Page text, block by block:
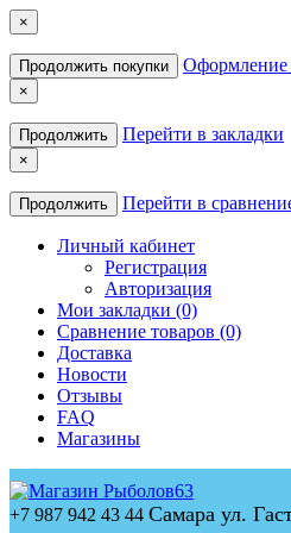
×
Продолжить покупки Оформление
×
Продолжить Перейти в закладки
×
Продолжить Перейти в
Личный кабинет
Регистрация
Авторизация
Мои закладки (0)
Сравнение товаров (0)
Доставка
Новости
Отзывы
FAQ
Магазины
+7 987 942 43 44 Самара ул.